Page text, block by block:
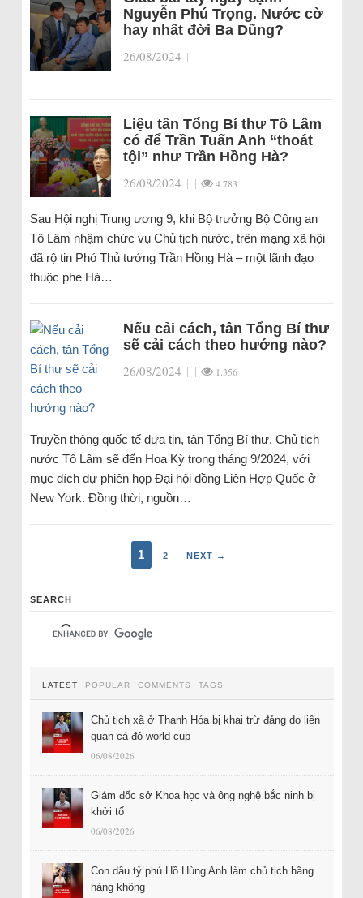
Nguyễn Phú Trọng. Nước cờ
hay nhất đời Ba Dũng?
26/08/2024 |
Liệu tân Tổng Bí thư Tô Lâm
có để Trần Tuấn Anh “thoát
tội” như Trần Hồng Hà?
26/08/2024 | | 4.783
Sau Hội nghị Trung ương 9, khi Bộ trưởng Bộ Công an
Tô Lâm nhậm chức vụ Chủ tịch nước, trên mạng xã hội
đã rộ tin Phó Thủ tướng Trần Hồng Hà – một lãnh đạo
thuộc phe Hà…
Nếu cải cách, tân Tổng Bí thư
sẽ cải cách theo hướng nào?
26/08/2024 | | 1.356
Truyền thông quốc tế đưa tin, tân Tổng Bí thư, Chủ tịch
nước Tô Lâm sẽ đến Hoa Kỳ trong tháng 9/2024, với
mục đích dự phiên họp Đại hội đồng Liên Hợp Quốc ở
New York. Đồng thời, nguồn…
1 2 NEXT →
SEARCH
LATEST POPULAR COMMENTS TAGS
Chủ tịch xã ở Thanh Hóa bị khai trừ đảng do liên
quan cá độ world cup
06/08/2026
Giám đốc sở Khoa học và ông nghệ bắc ninh bị
khởi tố
06/08/2026
Con dâu tỷ phú Hồ Hùng Anh làm chủ tịch hãng
hàng không